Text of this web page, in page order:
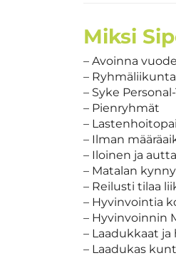
Miksi
– Avoinna
–
– Syke
– Pienryhmät
–
– Ilman
– Iloinen ja
– Matalan
– Reilusti tilaa
– Hyvinvointia
– Hyvinvoinnin
– Laadukkaat
– Laadukas